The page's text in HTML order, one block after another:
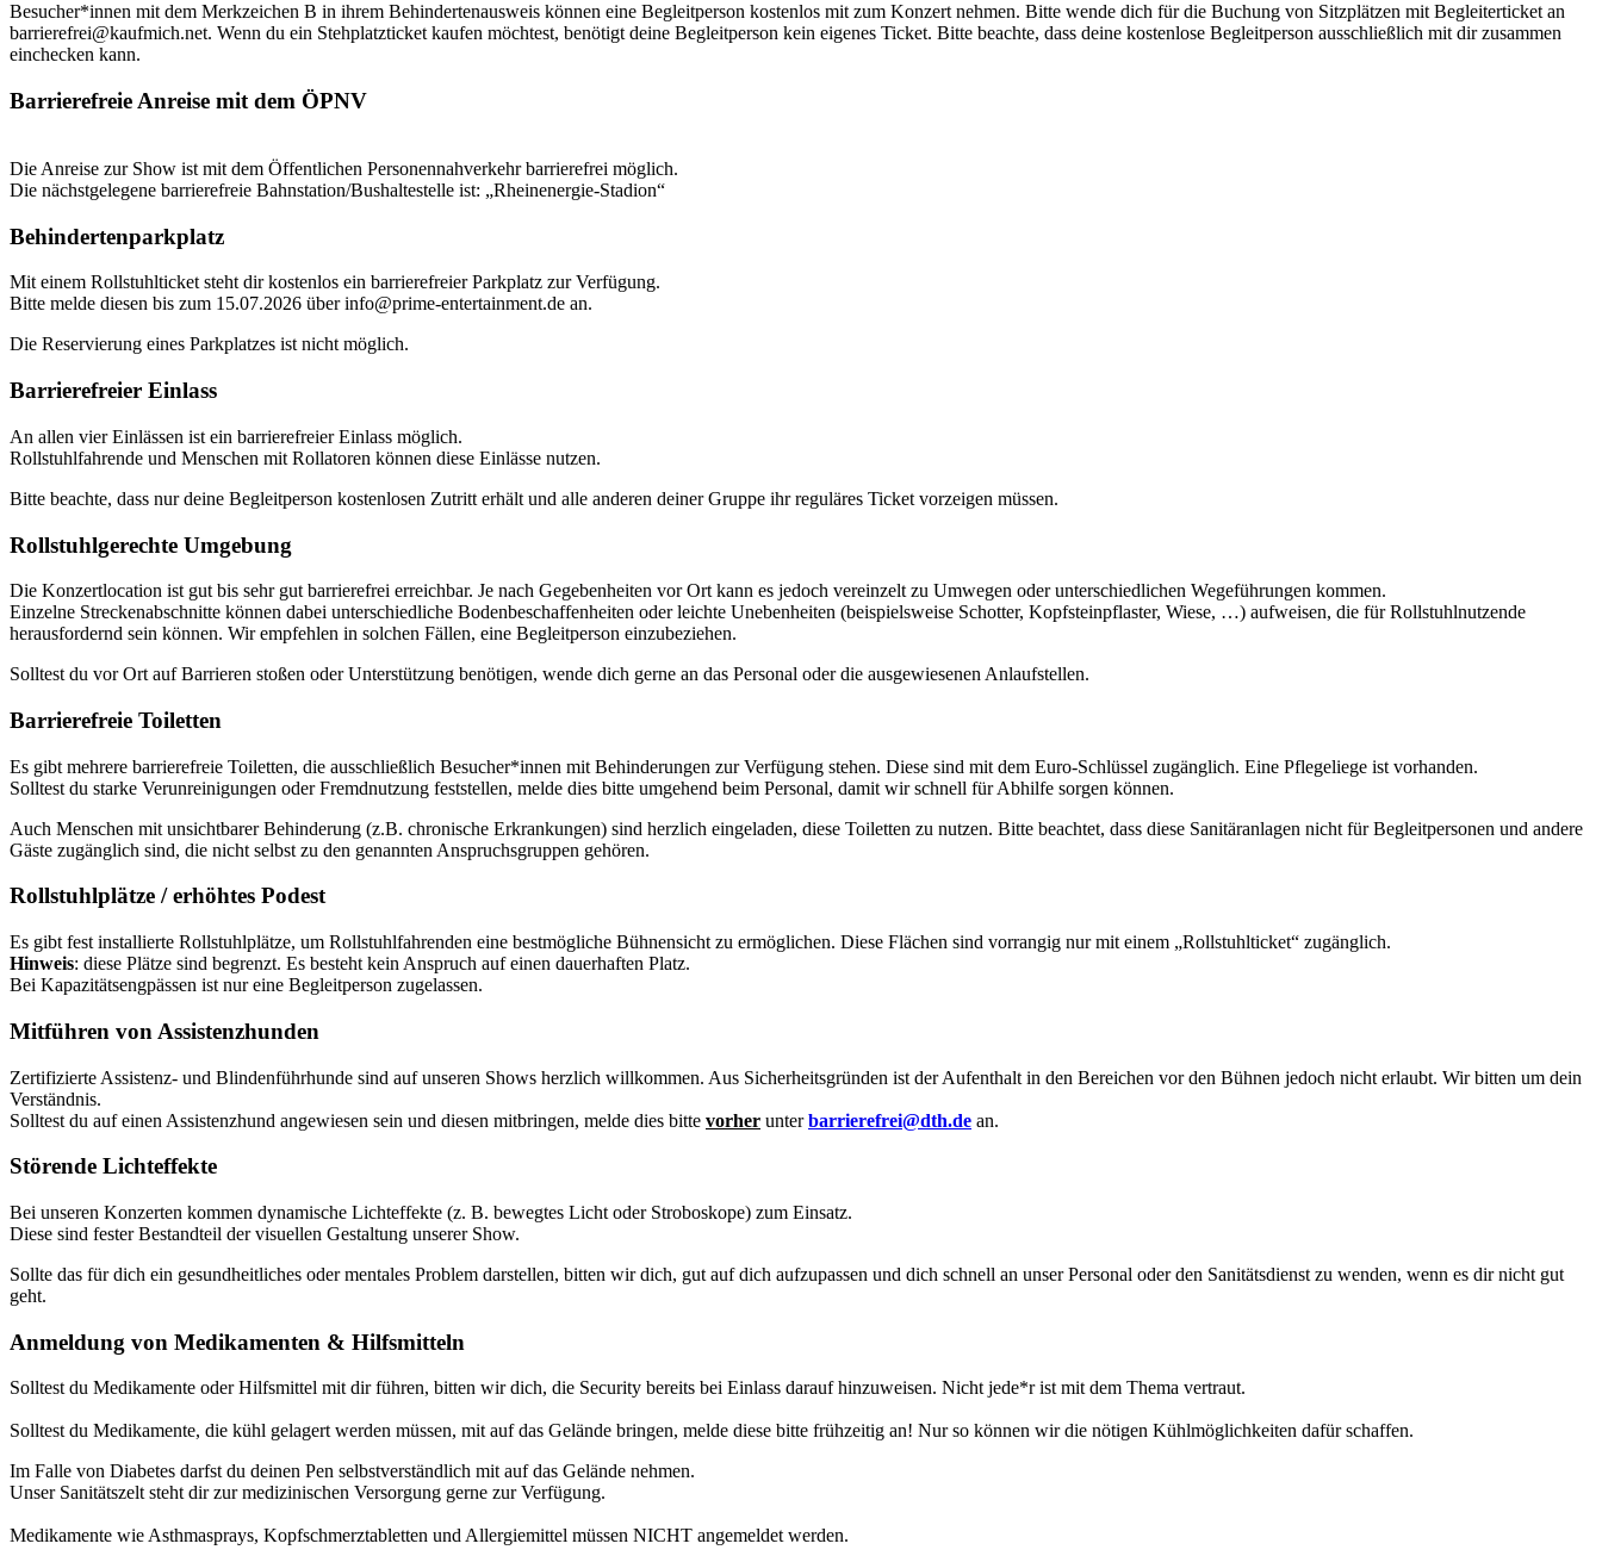
Besucher*innen mit dem Merkzeichen B in ihrem Behindertenausweis können eine Begleitperson kostenlos mit zum Konzert nehmen. Bitte wende dich für die Buchung von Sitzplätzen mit Begleiterticket an
barrierefrei@kaufmich.net. Wenn du ein Stehplatzticket kaufen möchtest, benötigt deine Begleitperson kein eigenes Ticket. Bitte beachte, dass deine kostenlose Begleitperson ausschließlich mit dir zusammen
einchecken kann.
Barrierefreie Anreise mit dem ÖPNV
Die Anreise zur Show ist mit dem Öffentlichen Personennahverkehr barrierefrei möglich.
Die nächstgelegene barrierefreie Bahnstation/Bushaltestelle ist: „Rheinenergie-Stadion“
Behindertenparkplatz
Mit einem Rollstuhlticket steht dir kostenlos ein barrierefreier Parkplatz zur Verfügung.
Bitte melde diesen bis zum 15.07.2026 über info@prime-entertainment.de an.
Die Reservierung eines Parkplatzes ist nicht möglich.
Barrierefreier Einlass
An allen vier Einlässen ist ein barrierefreier Einlass möglich.
Rollstuhlfahrende und Menschen mit Rollatoren können diese Einlässe nutzen.
Bitte beachte, dass nur deine Begleitperson kostenlosen Zutritt erhält und alle anderen deiner Gruppe ihr reguläres Ticket vorzeigen müssen.
Rollstuhlgerechte Umgebung
Die Konzertlocation ist gut bis sehr gut barrierefrei erreichbar. Je nach Gegebenheiten vor Ort kann es jedoch vereinzelt zu Umwegen oder unterschiedlichen Wegeführungen kommen.
Einzelne Streckenabschnitte können dabei unterschiedliche Bodenbeschaffenheiten oder leichte Unebenheiten (beispielsweise Schotter, Kopfsteinpflaster, Wiese, …) aufweisen, die für Rollstuhlnutzende
herausfordernd sein können. Wir empfehlen in solchen Fällen, eine Begleitperson einzubeziehen.
Solltest du vor Ort auf Barrieren stoßen oder Unterstützung benötigen, wende dich gerne an das Personal oder die ausgewiesenen Anlaufstellen.
Barrierefreie Toiletten
Es gibt mehrere barrierefreie Toiletten, die ausschließlich Besucher*innen mit Behinderungen zur Verfügung stehen. Diese sind mit dem Euro-Schlüssel zugänglich. Eine Pflegeliege ist vorhanden.
Solltest du starke Verunreinigungen oder Fremdnutzung feststellen, melde dies bitte umgehend beim Personal, damit wir schnell für Abhilfe sorgen können.
Auch Menschen mit unsichtbarer Behinderung (z.B. chronische Erkrankungen) sind herzlich eingeladen, diese Toiletten zu nutzen. Bitte beachtet, dass diese Sanitäranlagen nicht für Begleitpersonen und andere
Gäste zugänglich sind, die nicht selbst zu den genannten Anspruchsgruppen gehören.
Rollstuhlplätze / erhöhtes Podest
Es gibt fest installierte Rollstuhlplätze, um Rollstuhlfahrenden eine bestmögliche Bühnensicht zu ermöglichen. Diese Flächen sind vorrangig nur mit einem „Rollstuhlticket“ zugänglich.
Hinweis: diese Plätze sind begrenzt. Es besteht kein Anspruch auf einen dauerhaften Platz.
Bei Kapazitätsengpässen ist nur eine Begleitperson zugelassen.
Mitführen von Assistenzhunden
Zertifizierte Assistenz- und Blindenführhunde sind auf unseren Shows herzlich willkommen. Aus Sicherheitsgründen ist der Aufenthalt in den Bereichen vor den Bühnen jedoch nicht erlaubt. Wir bitten um dein
Verständnis.
Solltest du auf einen Assistenzhund angewiesen sein und diesen mitbringen, melde dies bitte vorher unterbarrierefrei@dth.de an.
Störende Lichteffekte
Bei unseren Konzerten kommen dynamische Lichteffekte (z. B. bewegtes Licht oder Stroboskope) zum Einsatz.
Diese sind fester Bestandteil der visuellen Gestaltung unserer Show.
Sollte das für dich ein gesundheitliches oder mentales Problem darstellen, bitten wir dich, gut auf dich aufzupassen und dich schnell an unser Personal oder den Sanitätsdienst zu wenden, wenn es dir nicht gut
geht.
Anmeldung von Medikamenten & Hilfsmitteln
Solltest du Medikamente oder Hilfsmittel mit dir führen, bitten wir dich, die Security bereits bei Einlass darauf hinzuweisen. Nicht jede*r ist mit dem Thema vertraut.
Solltest du Medikamente, die kühl gelagert werden müssen, mit auf das Gelände bringen, melde diese bitte frühzeitig an! Nur so können wir die nötigen Kühlmöglichkeiten dafür schaffen.
Im Falle von Diabetes darfst du deinen Pen selbstverständlich mit auf das Gelände nehmen.
Unser Sanitätszelt steht dir zur medizinischen Versorgung gerne zur Verfügung.
Medikamente wie Asthmasprays, Kopfschmerztabletten und Allergiemittel müssen NICHT angemeldet werden.